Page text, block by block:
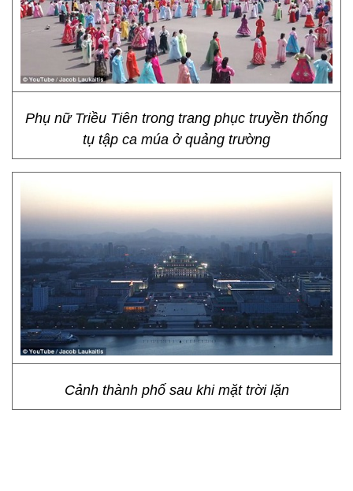
Phụ nữ Triều Tiên trong trang phục truyền thống
tụ tập ca múa ở quảng trường
Cảnh thành phố sau khi mặt trời lặn